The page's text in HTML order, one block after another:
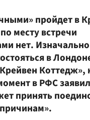
пройдет в
месту встречи
нет.
в
Коттедж»,
в РФС
принять